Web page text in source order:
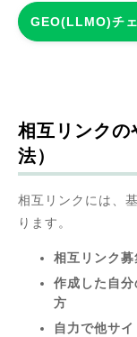
GEO(LLMO)チ
相互リンクの
法）
相互リンクには、
ります。
相互リンク
作成した自
方
自力で他サ